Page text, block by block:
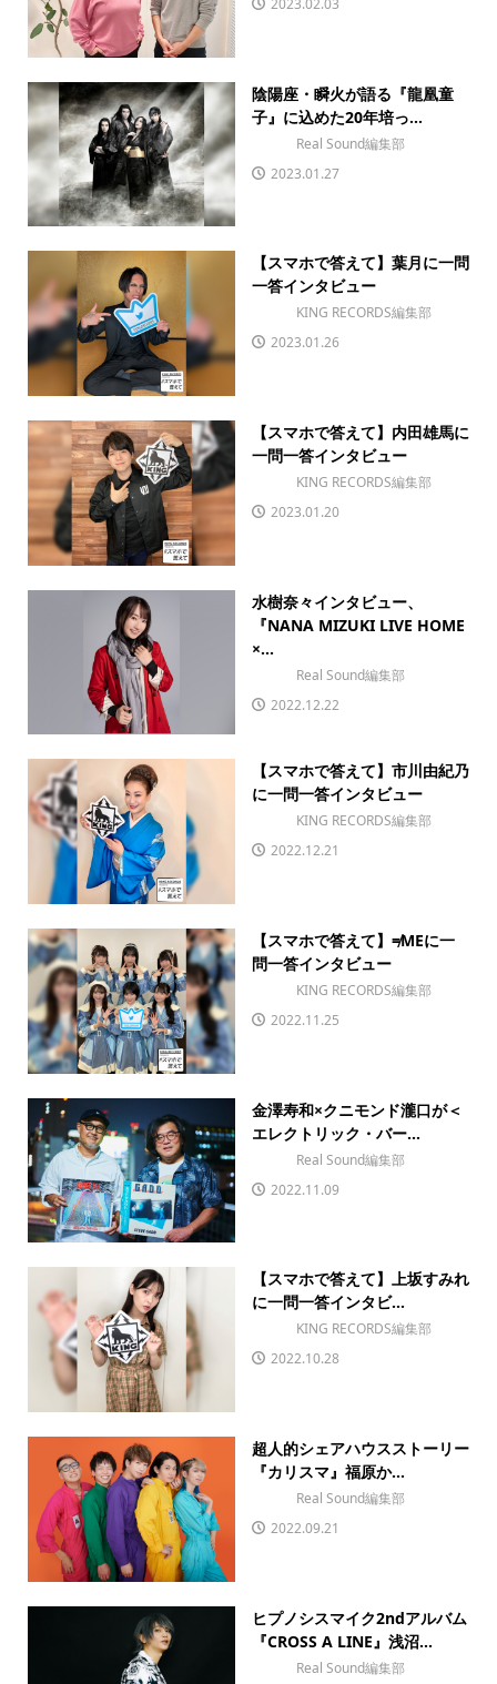
2023.02.03
陰陽座・瞬火が語る『龍凰童
子』に込めた20年培っ...
Real Sound編集部
2023.01.27
【スマホで答えて】葉月に一問
一答インタビュー
KING RECORDS編集部
2023.01.26
【スマホで答えて】内田雄馬に
一問一答インタビュー
KING RECORDS編集部
2023.01.20
水樹奈々インタビュー、
『NANA MIZUKI LIVE HOME
×...
Real Sound編集部
2022.12.22
【スマホで答えて】市川由紀乃
に一問一答インタビュー
KING RECORDS編集部
2022.12.21
【スマホで答えて】≠MEに一
問一答インタビュー
KING RECORDS編集部
2022.11.25
金澤寿和×クニモンド瀧口が＜
エレクトリック・バー...
Real Sound編集部
2022.11.09
【スマホで答えて】上坂すみれ
に一問一答インタビ...
KING RECORDS編集部
2022.10.28
超人的シェアハウスストーリー
『カリスマ』福原か...
Real Sound編集部
2022.09.21
ヒプノシスマイク2ndアルバム
『CROSS A LINE』浅沼...
Real Sound編集部